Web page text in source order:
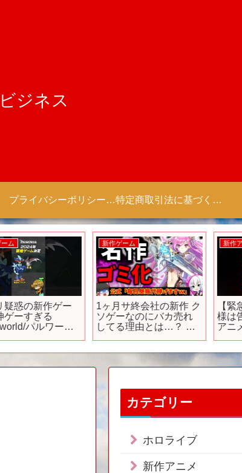
ジネス
プライバシーポリシー 【Colorful Creation】 特定商取引法に基づく表記（商取引に関する開示）
惑の新作ゲー
ーすぎる
パルワール
新作ゲーム
1ヶ月サ終会社の新作 ク
ソゲーなのにバカ売れ
してる理由とは…？ フ
解説【ソシャゲ・アプ
リゲーム】【ゆっくり
ルタナ】【サービス終
新作アニメ
【緊急
様は告
アニメ
カテゴリー
ホロライブ
新作アニメ